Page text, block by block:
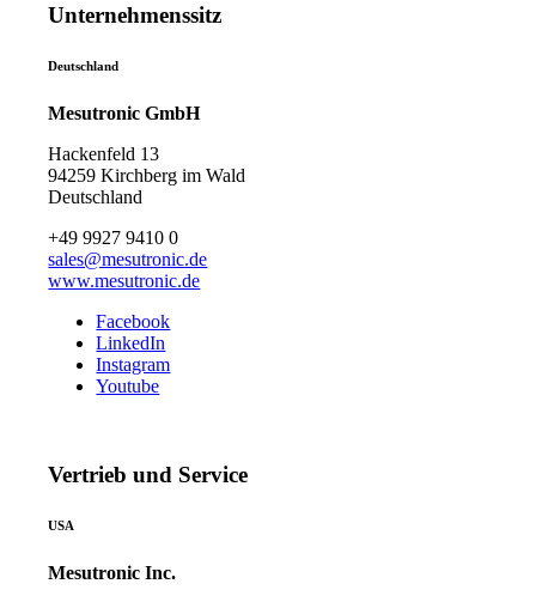
Unternehmenssitz
Deutschland
Mesutronic GmbH
Hackenfeld 13
94259 Kirchberg im Wald
Deutschland
+49 9927 9410 0
sales@mesutronic.de
www.mesutronic.de
Facebook
LinkedIn
Instagram
Youtube
Vertrieb und Service
USA
Mesutronic Inc.